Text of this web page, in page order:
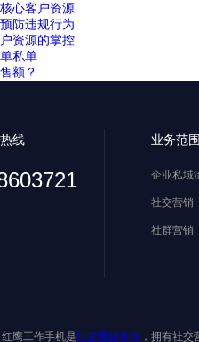
心客户资源
防违规行为
资源的掌控
私单
额？
线 业务范
企业私域
社交营销
社群营销
红鹰工作手机是社交营销系统 ，拥有社